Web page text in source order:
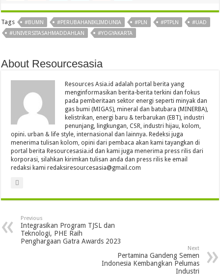
Tags #BUMN #PERUBAHANIKLIMDUNIA #PLN #PTPLN
#UAD
#UNIVERSITASAHMADDAHLAN
#YOGYAKARTA
About Resourcesasia
Resources Asia.id adalah portal berita yang
menginformasikan berita-berita terkini dan fokus
pada pemberitaan sektor energi seperti minyak dan
gas bumi (MIGAS), mineral dan batubara (MINERBA),
kelistrikan, energi baru & terbarukan (EBT), industri
penunjang, lingkungan, CSR, industri hijau, kolom,
opini. urban & life style, internasional dan lainnya. Redeksi juga
menerima tulisan kolom, opini dari pembaca akan kami tayangkan di
portal berita Resourcesasia.id dan kami juga menerima press rilis dari
korporasi, silahkan kirimkan tulisan anda dan press rilis ke email
redaksi kami redaksiresourcesasia@gmail.com
Previous
Integrasikan Program TJSL dan
Teknologi, PHE Raih
Penghargaan Gatra Awards 2023
Next
Pertamina Gandeng Semen
Indonesia Kembangkan Pelumas
Industri